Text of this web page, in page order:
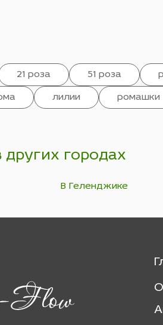
21 роза 51 роза
лилии ромашки
других городах
В Геленджике